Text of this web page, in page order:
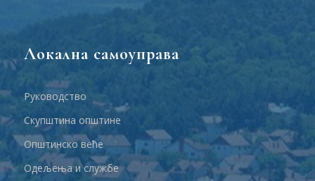
Локална самоуправа
Руководство
Скупштина општине
Општинско веће
Одељења и службе